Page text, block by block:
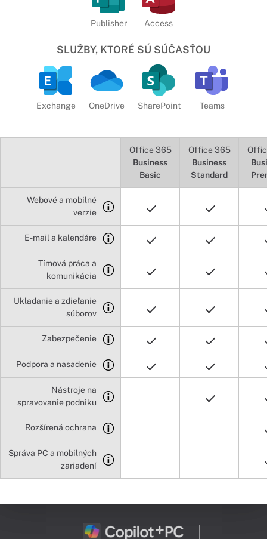
Publisher Access
SLUŽBY, KTORÉ SÚ SÚČASŤOU
Exchange OneDrive SharePoint Teams
Office 365
Business
Basic
Office 365
Business
Standard
Webové a mobilné
verzie
E-mail a kalendáre
Tímová práca a
komunikácia
Ukladanie a zdieľanie
súborov
Zabezpečenie
Podpora a nasadenie
Nástroje na
spravovanie podniku
Rozšírená ochrana
Správa PC a mobilných
zariadení